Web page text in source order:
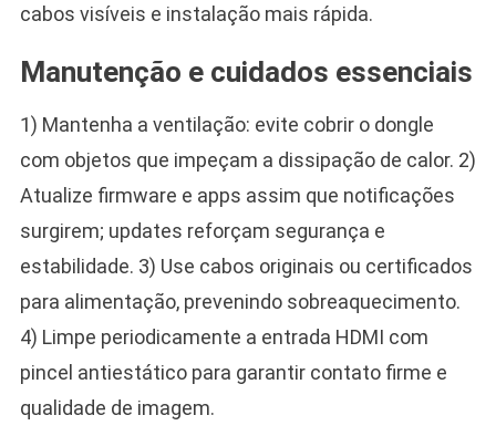
cabos visíveis e instalação mais rápida.
Manutenção e cuidados essenciais
1) Mantenha a ventilação: evite cobrir o dongle
com objetos que impeçam a dissipação de calor. 2)
Atualize firmware e apps assim que notificações
surgirem; updates reforçam segurança e
estabilidade. 3) Use cabos originais ou certificados
para alimentação, prevenindo sobreaquecimento.
4) Limpe periodicamente a entrada HDMI com
pincel antiestático para garantir contato firme e
qualidade de imagem.